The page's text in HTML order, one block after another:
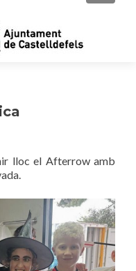
lloc el Afterrow amb